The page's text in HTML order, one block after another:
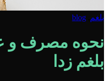
بلغم blog
نحوه مصرف و
بلغم زدا